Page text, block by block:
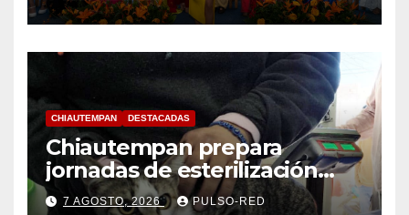
Tlaxcalteca”
CHIAUTEMPAN DESTACADAS
Chiautempan prepara
jornadas de esterilización
para perros y gatos
7 AGOSTO, 2026 PULSO-RED